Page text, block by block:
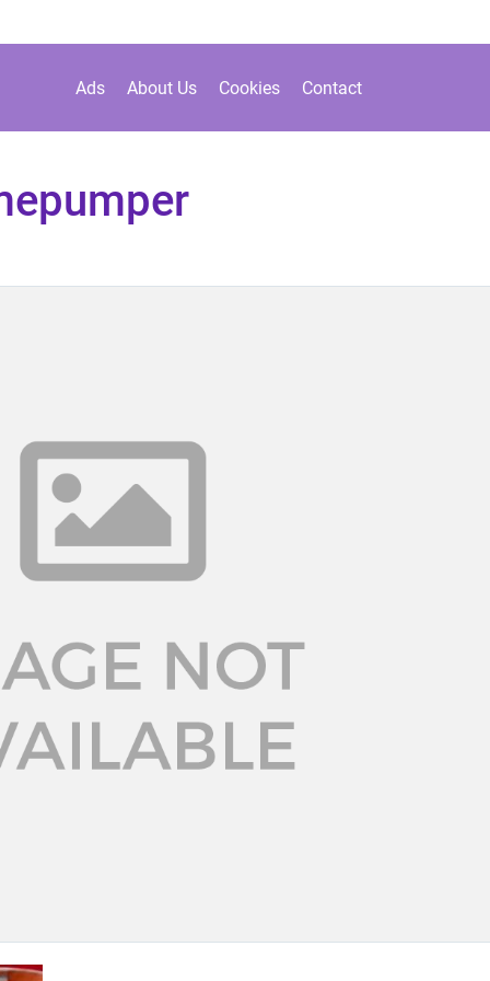
Ads About Us Cookies Contact